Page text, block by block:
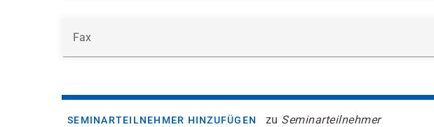
Fax
SEMINARTEILNEHMER HINZUFÜGEN zu Seminarteilnehmer